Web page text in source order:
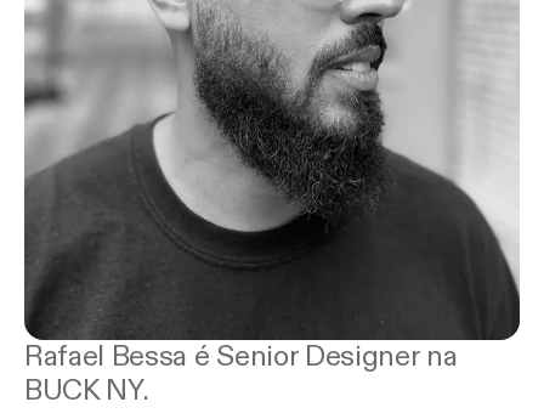
Rafael Bessa é Senior Designer na
BUCK NY.